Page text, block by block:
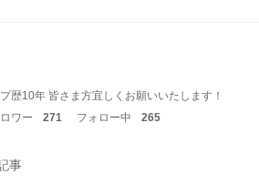
歴10年 皆さま方宜しくお願いいたします！
ワー 271 フォロー中 265
事